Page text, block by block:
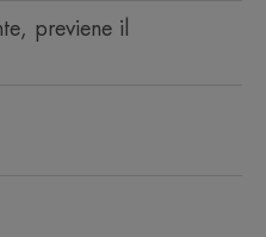
previene il